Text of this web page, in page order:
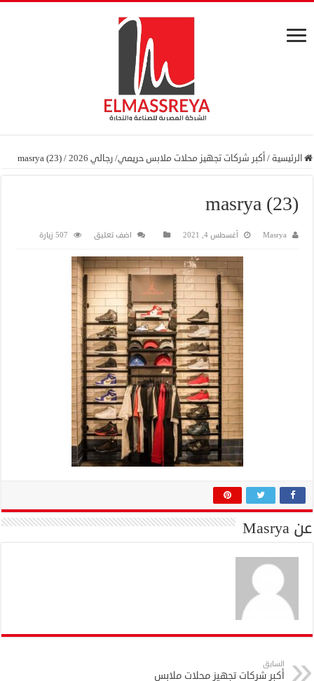
الرئيسية/أكبر شركات تجهيز محلات ملابس حريمي/ رجالي 2026 /
masrya (23)
masrya (23)
Masrya أغسطس 4, 2021 اضف تعليق 507 زيارة
عن Masrya
السابق
أكبر شركات تجهيز محلات ملابس